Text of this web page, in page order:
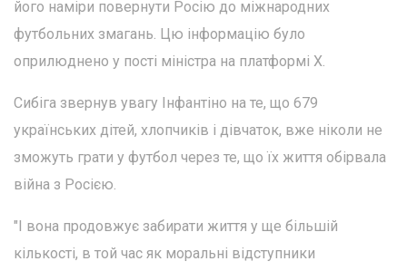
його наміри повернути Росію до міжнародних
футбольних змагань. Цю інформацію було
оприлюднено у пості міністра на платформі X.
Сибіга звернув увагу Інфантіно на те, що 679
українських дітей, хлопчиків і дівчаток, вже ніколи не
зможуть грати у футбол через те, що їх життя обірвала
війна з Росією.
"І вона продовжує забирати життя у ще більшій
кількості, в той час як моральні відступники